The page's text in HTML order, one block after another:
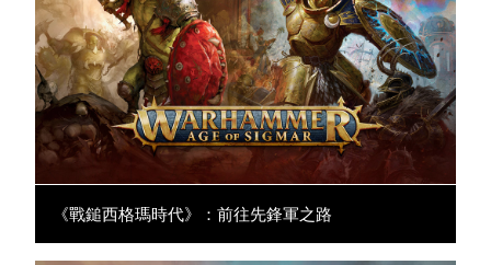
《戰鎚西格瑪時代》：前往先鋒軍之路